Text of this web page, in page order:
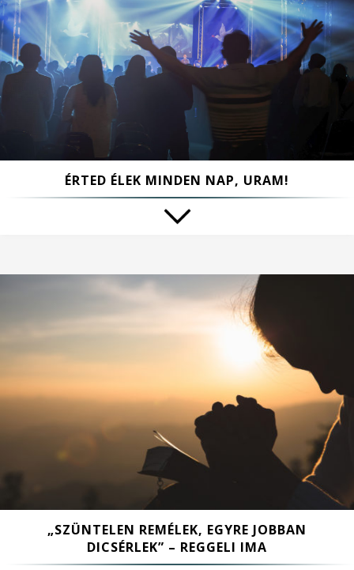
ÉRTED ÉLEK MINDEN NAP, URAM!
„SZÜNTELEN REMÉLEK, EGYRE JOBBAN
DICSÉRLEK” – REGGELI IMA